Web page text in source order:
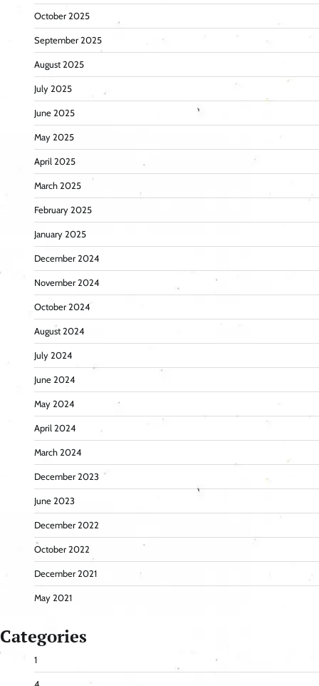
October 2025
September 2025
August 2025
July 2025
June 2025
May 2025
April 2025
March 2025
February 2025
January 2025
December 2024
November 2024
October 2024
August 2024
July 2024
June 2024
May 2024
April 2024
March 2024
December 2023
June 2023
December 2022
October 2022
December 2021
May 2021
Categories
1